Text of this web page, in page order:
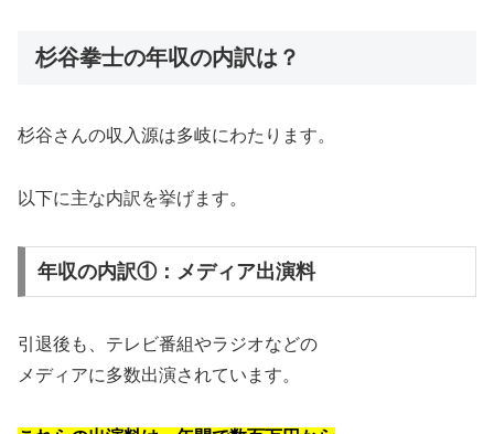
杉谷拳士の年収の内訳は？
杉谷さんの収入源は多岐にわたります。
以下に主な内訳を挙げます。
年収の内訳①：メディア出演料
引退後も、テレビ番組やラジオなどの
メディアに多数出演されています。